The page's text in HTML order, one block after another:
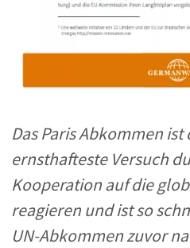
Das Paris Abkommen
ernsthafteste Versuch
Kooperation auf die
reagieren und ist so
UN-Abkommen zuvor